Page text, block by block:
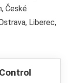
České
Liberec,